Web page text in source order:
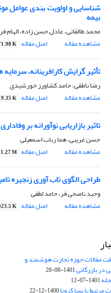
شناسایی و اولویت بندی عوامل
بیمه
محمد طالقانی، عادل حسن زاده، الهام
مشاهده مقاله
اصل مقاله K
تأثیر گرایش کارافرینانه،
رضا ناطقی، حامد کشاورز خورشیدی
مشاهده مقاله
اصل مقاله K
تاثیر بازاریابی نوآورانه بر
حسن غریبی، هما رباب اسمعیلی
مشاهده مقاله
اصل مقاله 1.27 M
طراحی الگوی تاب آوری زنجیره
وحید ناصحی فر، حامد لطفی
مشاهده مقاله
اصل مقاله K
مقالات حوزه تجارت هوشمند و
بازرگانی1401-08-28
1401-07-12
1400-12-22